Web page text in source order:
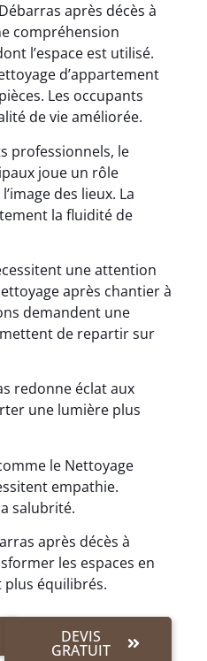
après décès à
compréhension
l’espace est utilisé.
d’appartement
Les occupants
de vie améliorée.
professionnels, le
joue un rôle
des lieux. La
la fluidité de
une attention
après chantier à
demandent une
de repartir sur
redonne éclat aux
une lumière plus
le Nettoyage
empathie.
salubrité.
après décès à
les espaces en
équilibrés.
DEVIS
GRATUIT